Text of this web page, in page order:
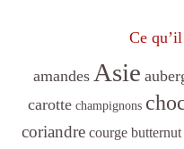
Ce
amandes Asie
carotte champignons
coriandre courge butternut